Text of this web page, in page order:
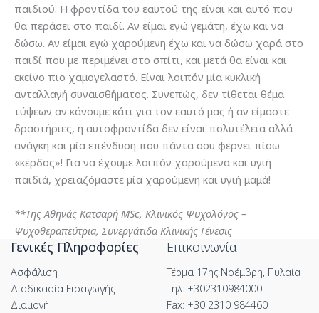
παιδιού. Η φροντίδα του εαυτού της είναι και αυτό που
θα περάσει στο παιδί. Αν είμαι εγώ γεμάτη, έχω και να
δώσω. Αν είμαι εγώ χαρούμενη έχω και να δώσω χαρά στο
παιδί που με περιμένει στο σπίτι, και μετά θα είναι και
εκείνο πιο χαμογελαστό. Είναι λοιπόν μία κυκλική
ανταλλαγή συναισθήματος. Συνεπώς, δεν τίθεται θέμα
τύψεων αν κάνουμε κάτι για τον εαυτό μας ή αν είμαστε
δραστήριες, η αυτοφροντίδα δεν είναι πολυτέλεια αλλά
ανάγκη και μία επένδυση που πάντα σου φέρνει πίσω
«κέρδος»! Για να έχουμε λοιπόν χαρούμενα και υγιή
παιδιά, χρειαζόμαστε μία χαρούμενη και υγιή μαμά!
**Της Αθηνάς Κατσαρή MSc, Κλινικός Ψυχολόγος –
Ψυχοθεραπεύτρια, Συνεργάτιδα Κλινικής Γένεσις
Γενικές Πληροφορίες
Ασφάλιση
Διαδικασία Εισαγωγής
Διαμονή
Επικοινωνία
Τέρμα 17ης Νοέμβρη, Πυλαία
Τηλ: +302310984000
Fax: +30 2310 984460